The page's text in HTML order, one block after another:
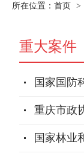
所在位置： 首页 >
重大案件
国家国防
重庆市政
国家林业